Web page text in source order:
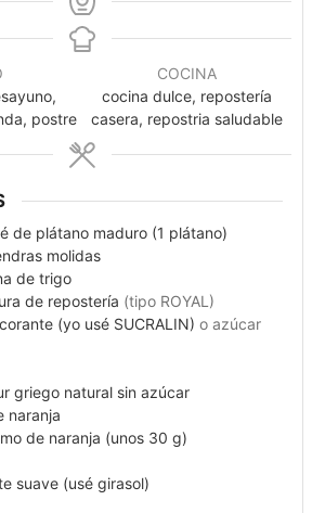
postre
COCINA
cocina dulce, repostería
casera, repostria saludable
de plátano maduro (1 plátano)
molidas
de trigo
de repostería (tipo ROYAL)
(yo usé SUCRALIN) o azúcar
griego natural sin azúcar
naranja
de naranja (unos 30 g)
suave (usé girasol)